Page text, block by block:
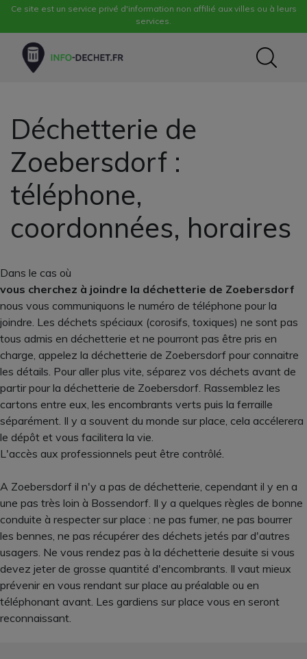
Ce site est un service privé d'information non affilié aux villes ou à leurs
services.
Déchetterie de
Zoebersdorf :
téléphone,
coordonnées, horaires
Dans le cas où
vous cherchez à joindre la déchetterie de Zoebersdorf
nous vous communiquons le numéro de téléphone pour la
joindre. Les déchets spéciaux (corosifs, toxiques) ne sont pas
tous admis en déchetterie et ne pourront pas être pris en
charge, appelez la déchetterie de Zoebersdorf pour connaitre
les détails. Pour aller plus vite, séparez vos déchets avant de
partir pour la déchetterie de Zoebersdorf. Rassemblez les
cartons entre eux, les encombrants verts puis la ferraille
séparément. Il y a souvent du monde sur place, cela accélerera
le dépôt et vous facilitera la vie.
L'accès aux professionnels peut être contrôlé.
A Zoebersdorf il n'y a pas de déchetterie, cependant il y en a
une pas très loin à Bossendorf. Il y a quelques règles de bonne
conduite à respecter sur place : ne pas fumer, ne pas bourrer
les bennes, ne pas récupérer des déchets jetés par d'autres
usagers. Ne vous rendez pas à la déchetterie desuite si vous
devez jeter de grosse quantité d'encombrants. Il vaut mieux
prévenir en vous rendant sur place au préalable ou en
téléphonant avant. Les gardiens sur place vous en seront
reconnaissant.